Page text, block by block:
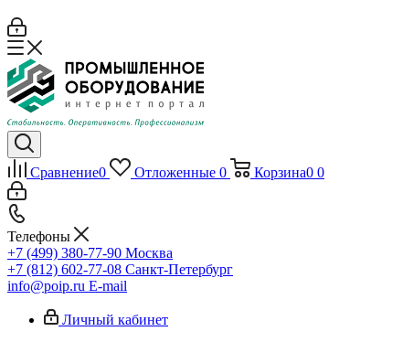
Сравнение0 Отложенные 0 Корзина0 0
Телефоны
+7 (499) 380-77-90 Москва
+7 (812) 602-77-08 Санкт-Петербург
info@poip.ru E-mail
Личный кабинет